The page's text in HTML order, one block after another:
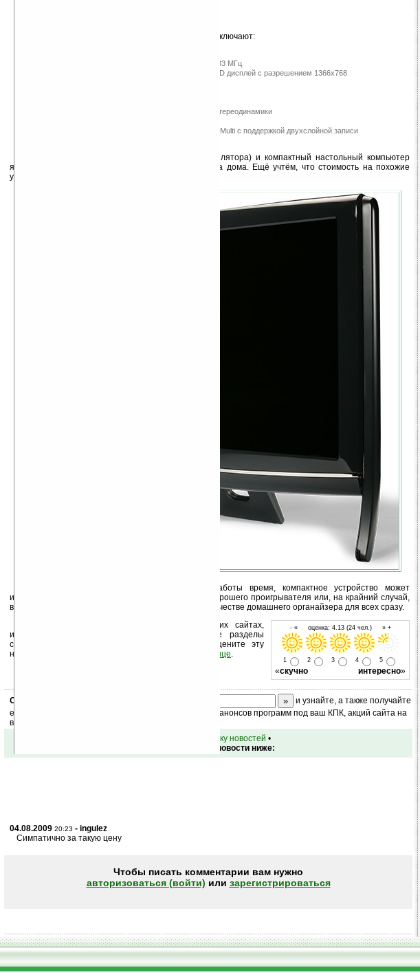
Основные характеристики eMachines EZ1601 включают:
1 ГБ оперативной памяти стандарта DDR2 533 МГц
Широкоформатный (16:9) 18,5-дюймовый LCD дисплей с разрешением 1366x768
Мультиформатный кардридер, встроенные стереодинамики
Пишущий DVD-привод 8x DVD+/-R/RW SuperMulti с поддержкой двухслойной записи
Почти бесшумный (за счёт отсутствия вентилятора) и компактный настольный компьютер
является хорошим решением для работы и отдыха дома. Ещё учтём, что стоимость на похожие
устройства выше в среднем на $100.
Как вариант, в свободное от основной работы время, компактное устройство может
использоваться в качестве шикарной фоторамки, хорошего проигрывателя или, на крайний случай,
вместо «напоминалок» на холодильнике, то есть в качестве домашнего органайзера для всех сразу.
- « оценка: 4.13 (24 чел.) » +
1 2 3 4 5
«скучно интересно»
Устанавливайте линк на Ладошки на своих сайтах,
изучайте коммерческую информацию, посещайте разделы
сайта (форум, чат, новости, файлы, прочие). Оцените эту
новость и оставьте свой комментарий
ниже на странице.
Скоро
и узнайте, а также получайте
ежедневный или еженедельный дайджест новостей, анонсов программ под ваш КПК, акций сайта на
ваш почтовый ящик.
вернуться к списку новостей •
Обсуждение этой новости ниже:
04.08.2009 20:23 - ingulez
Симпатично за такую цену
Чтобы писать комментарии вам нужно
авторизоваться (войти) или зарегистрироваться